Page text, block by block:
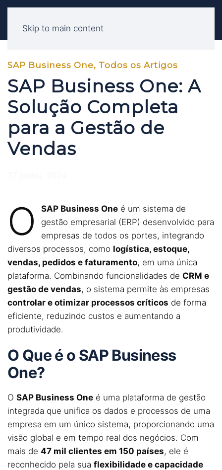
Skip to main content
SAP Business One, Todos os Artigos
SAP Business One: A
Solução Completa
para a Gestão de
Vendas
O SAP Business One é um sistema de
gestão empresarial (ERP) desenvolvido para
empresas de todos os portes, integrando
diversos processos, como logística, estoque,
vendas, pedidos e faturamento, em uma única
plataforma. Combinando funcionalidades de CRM e
gestão de vendas, o sistema permite às empresas
controlar e otimizar processos críticos de forma
eficiente, reduzindo custos e aumentando a
produtividade.
O Que é o SAP Business
One?
O SAP Business One é uma plataforma de gestão
integrada que unifica os dados e processos de uma
empresa em um único sistema, proporcionando uma
visão global e em tempo real dos negócios. Com
mais de 47 mil clientes em 150 países, ele é
reconhecido pela sua flexibilidade e capacidade